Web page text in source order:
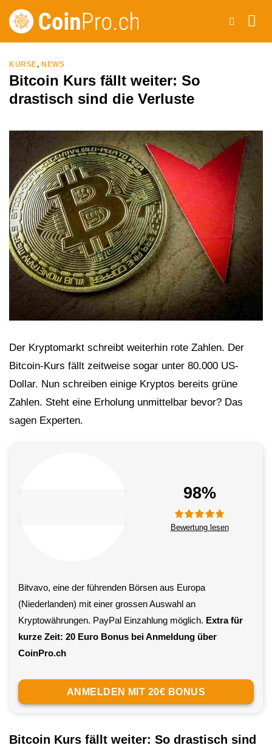
Zum
Inhalt
KURSE,NEWS
Bitcoin Kurs fällt weiter: So
drastisch sind die Verluste
Der Kryptomarkt schreibt weiterhin rote Zahlen. Der
Bitcoin-Kurs fällt zeitweise sogar unter 80.000 US-
Dollar. Nun schreiben einige Kryptos bereits grüne
Zahlen. Steht eine Erholung unmittelbar bevor? Das
sagen Experten.
Bitvavo, eine der führenden Börsen aus Europa
(Niederlanden) mit einer grossen Auswahl an
Kryptowährungen. PayPal Einzahlung möglich. Extra für
kurze Zeit: 20 Euro Bonus bei Anmeldung über
CoinPro.ch
98%
Bewertung lesen
ANMELDEN MIT 20€ BONUS
Bitcoin Kurs fällt weiter: So drastisch sind